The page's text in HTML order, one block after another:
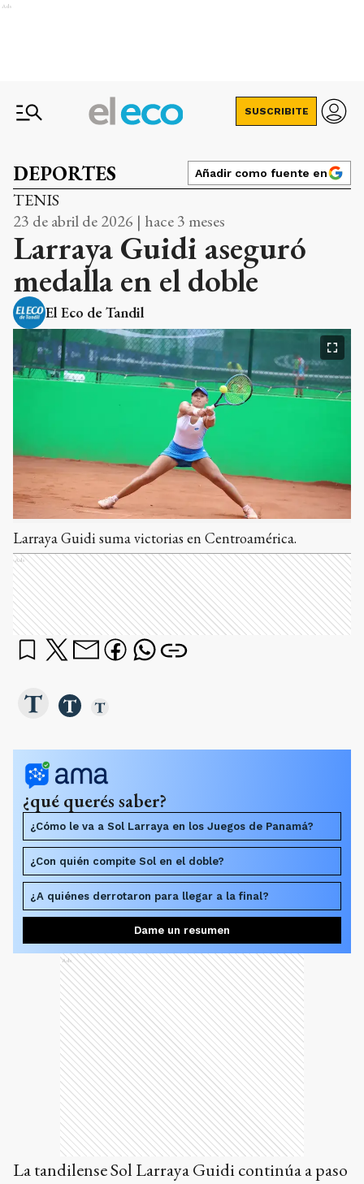
Ads
SUSCRIBITE
DEPORTES Añadir como fuente en
TENIS
23 de abril de 2026 | hace 3 meses
Larraya Guidi aseguró
medalla en el doble
El Eco de Tandil
Larraya Guidi suma victorias en Centroamérica.
Ads
¿qué querés saber?
¿Cómo le va a Sol Larraya en los Juegos de Panamá?
¿Con quién compite Sol en el doble?
¿A quiénes derrotaron para llegar a la final?
Dame un resumen
Ads
La tandilense Sol Larraya Guidi continúa a paso